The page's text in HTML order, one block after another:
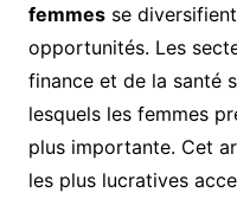
femmesse
opportunités. Les
finance et de la santé
lesquels les femmes
plus importante. Cet
les plus lucratives